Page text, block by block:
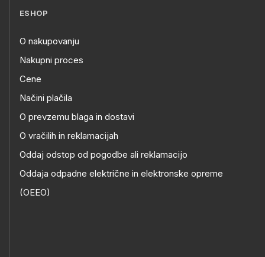
ESHOP
O nakupovanju
Nakupni proces
Cene
Načini plačila
O prevzemu blaga in dostavi
O vračilih in reklamacijah
Oddaj odstop od pogodbe ali reklamacijo
Oddaja odpadne električne in elektronske opreme
(OEEO)